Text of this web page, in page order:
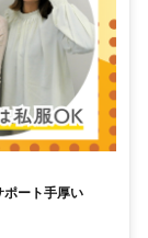
ート手厚い